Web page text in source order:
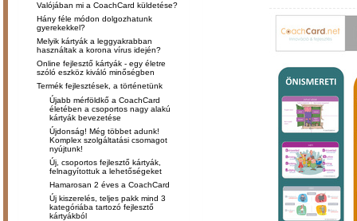
Valójában mi a CoachCard küldetése?
Hány féle módon dolgozhatunk
gyerekekkel?
Melyik kártyák a leggyakrabban
használtak a korona vírus idején?
Online fejlesztő kártyák - egy életre
szóló eszköz kiváló minőségben
Termék fejlesztések, a történetünk
Újabb mérföldkő a CoachCard
életében a csoportos nagy alakú
kártyák bevezetése
Újdonság! Még többet adunk!
Komplex szolgáltatási csomagot
nyújtunk!
Új, csoportos fejlesztő kártyák,
felnagyítottuk a lehetőségeket
Hamarosan 2 éves a CoachCard
Új kiszerelés, teljes pakk mind 3
kategóriába tartozó fejlesztő
kártyákból